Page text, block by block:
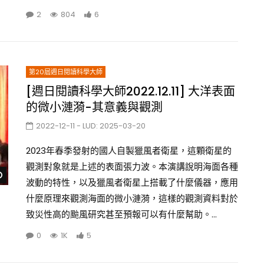
2 804 6
Watch Later
第20屆週日閱讀科學大師
[週日閱讀科學大師2022.12.11] 大洋表面
的微小漣漪-其意義與觀測
2022-12-11 - LUD: 2025-03-20
2023年春季發射的國人自製獵風者衛星，這顆衛星的
觀測對象就是上述的表面張力波。本演講說明海面各種
波動的特性，以及獵風者衛星上搭載了什麼儀器，應用
什麼原理來觀測海面的微小漣漪，這樣的觀測資料對於
致災性高的颱風研究甚至預報可以有什麼幫助。...
0 1K 5